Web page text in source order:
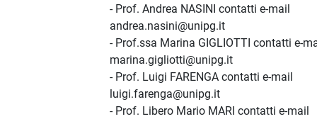
- Prof. Andrea NASINI contatti e-mail
andrea.nasini@unipg.it
- Prof.ssa Marina GIGLIOTTI contatti e-
marina.gigliotti@unipg.it
- Prof. Luigi FARENGA contatti e-mail
luigi.farenga@unipg.it
- Prof. Libero Mario MARI contatti e-mail